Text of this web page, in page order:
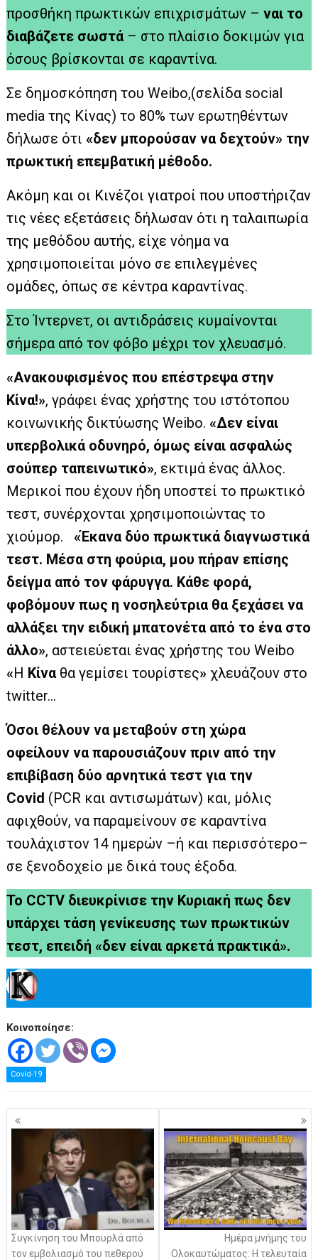
προσθήκη πρωκτικών επιχρισμάτων –ναι το
διαβάζετε σωστά – στο πλαίσιο δοκιμών για
όσους βρίσκονται σε καραντίνα.
Σε δημοσκόπηση του Weibo,(σελίδα social
media της Κίνας) το 80% των ερωτηθέντων
δήλωσε ότι«δεν μπορούσαν να δεχτούν» την
πρωκτική επεμβατική μέθοδο.
Ακόμη και οι Κινέζοι γιατροί που υποστήριζαν
τις νέες εξετάσεις δήλωσαν ότι η ταλαιπωρία
της μεθόδου αυτής, είχε νόημα να
χρησιμοποιείται μόνο σε επιλεγμένες
ομάδες, όπως σε κέντρα καραντίνας.
Στο Ίντερνετ, οι αντιδράσεις κυμαίνονται
σήμερα από τον φόβο μέχρι τον χλευασμό.
«Ανακουφισμένος που επέστρεψα στην
Κίνα!», γράφει ένας χρήστης του ιστότοπου
κοινωνικής δικτύωσης Weibo.«Δεν είναι
υπερβολικά οδυνηρό, όμως είναι ασφαλώς
σούπερ ταπεινωτικό», εκτιμά ένας άλλος.
Μερικοί που έχουν ήδη υποστεί το πρωκτικό
τεστ, συνέρχονται χρησιμοποιώντας το
χιούμορ.«Έκανα δύο πρωκτικά διαγνωστικά
τεστ. Μέσα στη φούρια, μου πήραν επίσης
δείγμα από τον φάρυγγα. Κάθε φορά,
φοβόμουν πως η νοσηλεύτρια θα ξεχάσει να
αλλάξει την ειδική μπατονέτα από το ένα στο
άλλο», αστειεύεται ένας χρήστης του Weibo
«Η Κίνα θα γεμίσει τουρίστες» χλευάζουν στο
twitter…
Όσοι θέλουν να μεταβούν στη χώρα
οφείλουν να παρουσιάζουν πριν από την
επιβίβαση δύο αρνητικά τεστ για την
Covid (PCR και αντισωμάτων) και, μόλις
αφιχθούν, να παραμείνουν σε καραντίνα
τουλάχιστον 14 ημερών –ή και περισσότερο–
σε ξενοδοχείο με δικά τους έξοδα.
Το CCTV διευκρίνισε την Κυριακή πως δεν
υπάρχει τάση γενίκευσης των πρωκτικών
τεστ, επειδή «δεν είναι αρκετά πρακτικά».
Κοινοποίησε:
Covid-19
Πλοήγηση
άρθρων
Συγκίνηση του Μπουρλά από
τον εμβολιασμό του πεθερού
Ημέρα μνήμης του
Ολοκαυτώματος: Η τελευταία